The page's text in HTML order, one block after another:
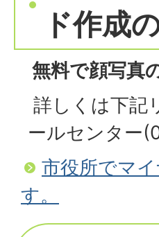
ド作成
無料で顔写真
詳しくは下記
ールセンター
市役所でマ
す。